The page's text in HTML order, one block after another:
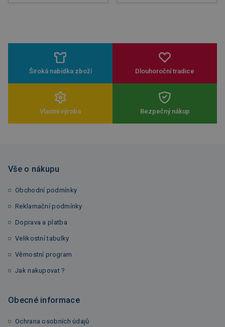
Široká nabídka zboží Dlouhoroční tradice
Vlastní výroba Bezpečný nákup
Vše o nákupu
Obchodní podmínky
Reklamační podmínky
Doprava a platba
Velikostní tabulky
Věrnostní program
Jak nakupovat ?
Obecné informace
Ochrana osobních údajů